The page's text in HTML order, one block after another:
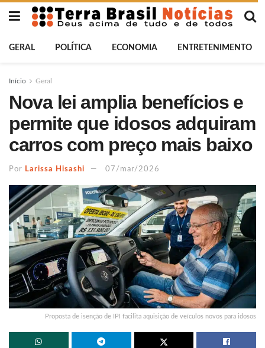
GERAL POLÍTICA ECONOMIA ENTRETENIMENTO
Início Geral
Nova lei amplia benefícios e
permite que idosos adquiram
carros com preço mais baixo
Por Larissa Hisashi 07/mar/2026
Proposta de isenção de IPI facilita aquisição de veículos novos para idosos